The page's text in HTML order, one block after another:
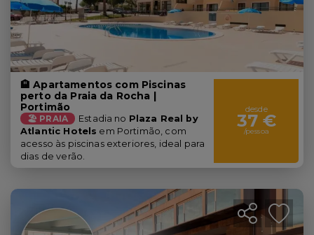
🏨 Apartamentos com Piscinas
perto da Praia da Rocha |
Portimão
🏖️ PRAIA Estadia no Plaza Real by
Atlantic Hotels em Portimão, com
acesso às piscinas exteriores, ideal para
dias de verão.
desde
37 €
/pessoa